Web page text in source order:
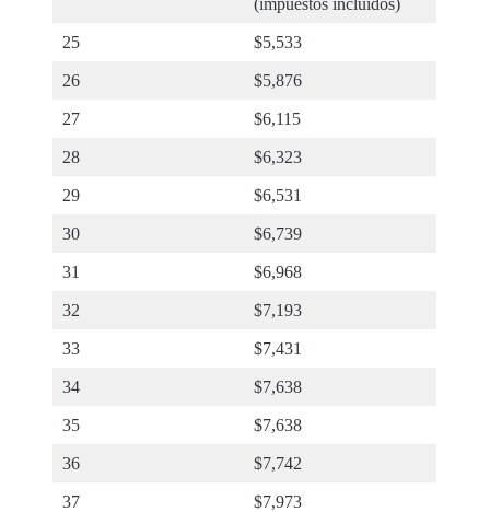
Nivel principiante
Nivel Avanzado
Preparación TOEIC y TOEFL
25 $5,533
26 $5,876
27 $6,115
28 $6,323
29 $6,531
30 $6,739
31 $6,968
32 $7,193
33 $7,431
34 $7,638
35 $7,638
36 $7,742
37 $7,973